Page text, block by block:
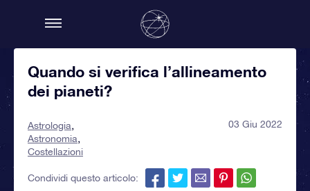
Quando si verifica l’allineamento
dei pianeti?
Astrologia
Astronomia
Costellazioni
03 Giu 2022
Condividi questo articolo: